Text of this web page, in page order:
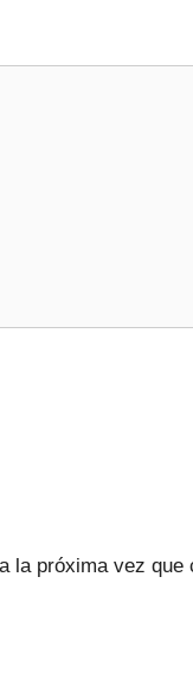
la próxima vez que